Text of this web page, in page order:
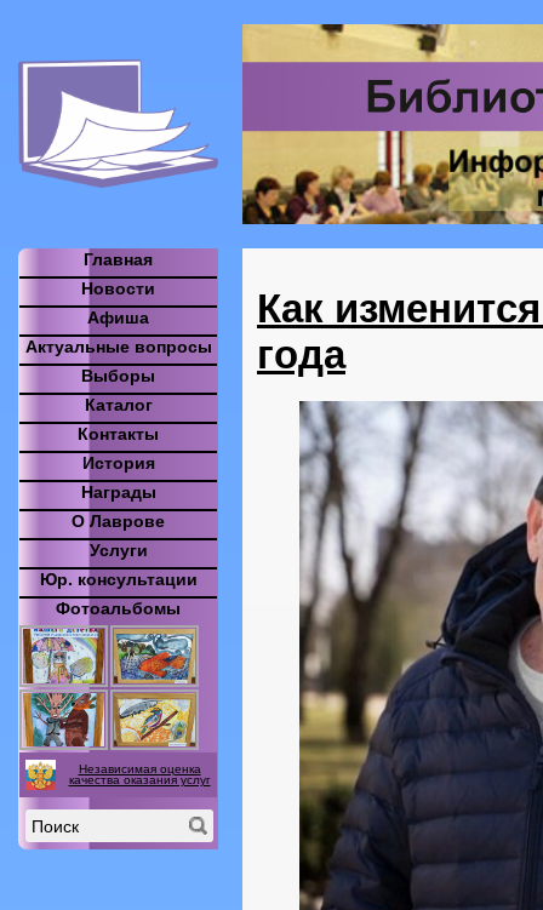
Как
года
Главная
Новости
Афиша
Актуальные вопросы
Выборы
Каталог
Контакты
История
Награды
О Лаврове
Услуги
Юр. консультации
Фотоальбомы
Независимая оценка
качества оказания услуг